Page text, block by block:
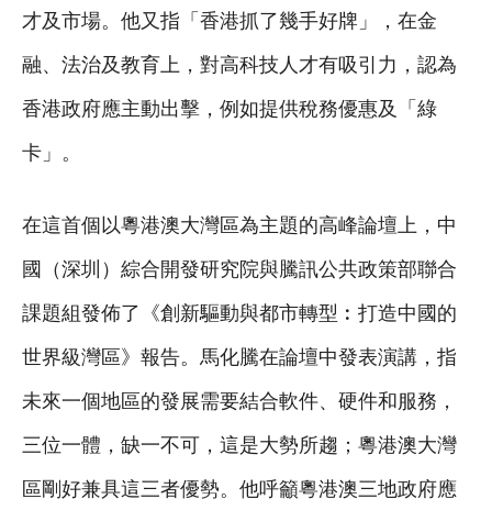
才及市場。他又指「香港抓了幾手好牌」，在金
融、法治及教育上，對高科技人才有吸引力，認為
香港政府應主動出擊，例如提供稅務優惠及「綠
卡」。
在這首個以粵港澳大灣區為主題的高峰論壇上，中
國（深圳）綜合開發研究院與騰訊公共政策部聯合
課題組發佈了《創新驅動與都市轉型︰打造中國的
世界級灣區》報告。馬化騰在論壇中發表演講，指
未來一個地區的發展需要結合軟件、硬件和服務，
三位一體，缺一不可，這是大勢所趨；粵港澳大灣
區剛好兼具這三者優勢。他呼籲粵港澳三地政府應